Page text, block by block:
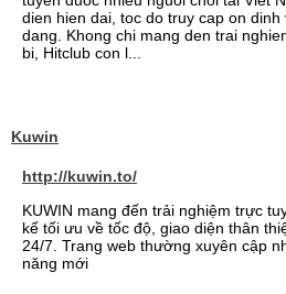
dien hien dai, toc do truy cap on
dang. Khong chi mang den trai
bi, Hitclub con l...
Kuwin
http://kuwin.to/
KUWIN mang đến trải nghiệm trực
kế tối ưu về tốc độ, giao diện thân
24/7. Trang web thường xuyên cập
năng mới